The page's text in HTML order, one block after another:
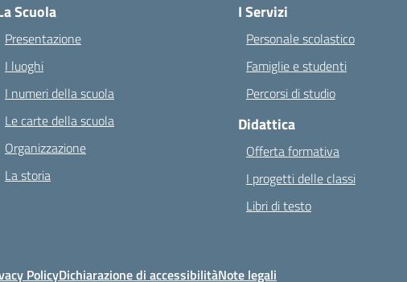
Scuola
Presentazione
I luoghi
I numeri della scuola
Le carte della scuola
Organizzazione
La storia
I Servizi
Personale scolastico
Famiglie e studenti
Percorsi di studio
Didattica
Offerta formativa
I progetti delle classi
Libri di testo
PolicyDichiarazione di accessibilitàNote legali